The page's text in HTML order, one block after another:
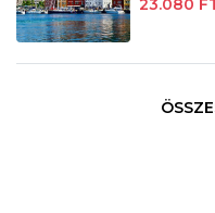
23.080